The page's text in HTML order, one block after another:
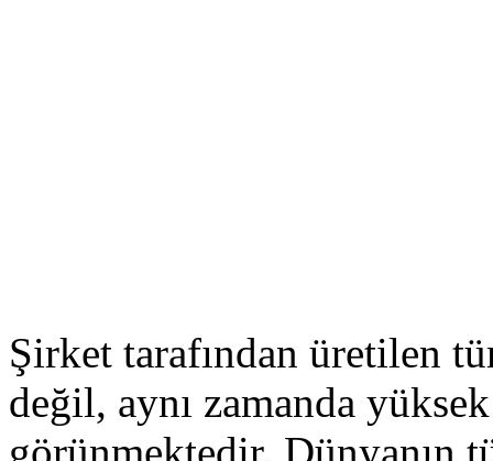
Şirket tarafından üretilen
değil, aynı zamanda